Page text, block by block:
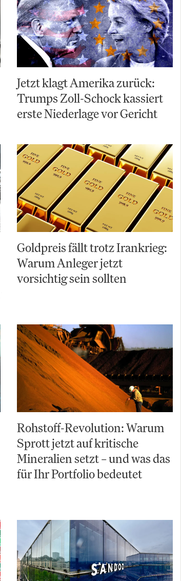
Jetzt klagt Amerika zurück:
Trumps Zoll-Schock kassiert
erste Niederlage vor Gericht
Goldpreis fällt trotz Irankrieg:
Warum Anleger jetzt
vorsichtig sein sollten
Rohstoff-Revolution: Warum
Sprott jetzt auf kritische
Mineralien setzt – und was das
für Ihr Portfolio bedeutet